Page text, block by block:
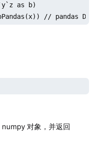
as b)
// pandas
对象，并返回